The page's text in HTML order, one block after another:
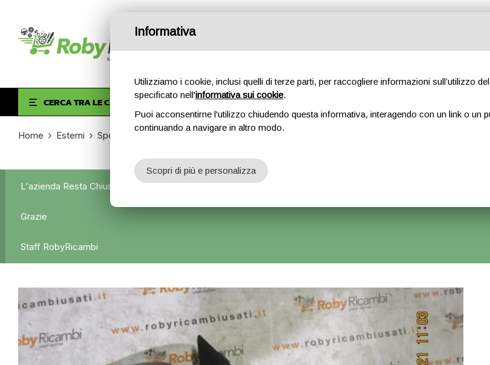
CERCA TRA LE CATEGORIE HOME
Home Esterni Specchietti retrovisori Specchietto retrovisore destro – Alfa Romeo Giulietta
L'azienda Resta Chiusa Dal 5.08 Al 31.08 Qualsiasi Ordine Verrà Accettato Ma La Spedizione Ripartirà Dal 1
Grazie
Staff RobyRicambi
Informativa
Utilizziamo i cookie, inclusi quelli di terze parti, per raccogliere informazioni sull’utilizzo
specificato nell'informativa sui cookie.
Puoi acconsentirne l'utilizzo chiudendo questa informativa, interagendo con un link o un
continuando a navigare in altro modo.
Scopri di più e personalizza